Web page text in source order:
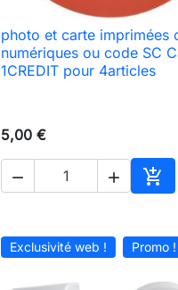
 Aperçu rapide
photo et carte imprimées
numériques ou code SC
1CREDIT pour 4articles
5,00 €
  
Exclusivité web ! Promo !